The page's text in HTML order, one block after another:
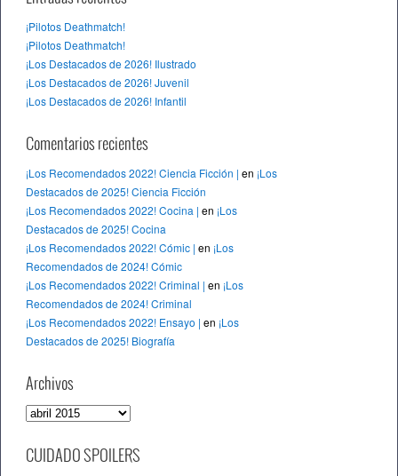
¡Pilotos Deathmatch!
¡Pilotos Deathmatch!
¡Los Destacados de 2026! Ilustrado
¡Los Destacados de 2026! Juvenil
¡Los Destacados de 2026! Infantil
Comentarios recientes
¡Los Recomendados 2022! Ciencia Ficción | en ¡Los
Destacados de 2025! Ciencia Ficción
¡Los Recomendados 2022! Cocina | en ¡Los
Destacados de 2025! Cocina
¡Los Recomendados 2022! Cómic | en ¡Los
Recomendados de 2024! Cómic
¡Los Recomendados 2022! Criminal | en ¡Los
Recomendados de 2024! Criminal
¡Los Recomendados 2022! Ensayo | en ¡Los
Destacados de 2025! Biografía
Archivos
A
c
CUIDADO SPOILERS